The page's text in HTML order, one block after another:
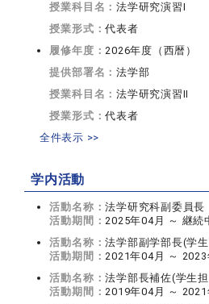
授業科目名：法学研究演習I
授業形式：代表者
履修年度：2026年度（西暦）
提供部署名：法学部
授業科目名：法学研究演習II
授業形式：代表者
全件表示 >>
学内活動
活動名称：法学研究科副委員長
活動期間：2025年04月 ～ 継続
活動名称：法学部副学部長(学
活動期間：2021年04月 ～ 2023
活動名称：法学部長補佐(学生
活動期間：2019年04月 ～ 2021